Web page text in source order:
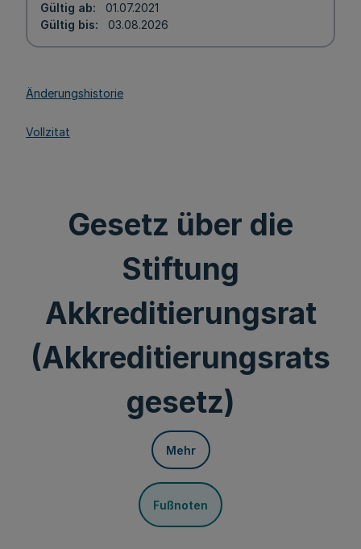
Gültig ab
01.07.2021
Gültig bis
03.08.2026
Änderungshistorie
Vollzitat
Gesetz über die
Stiftung
Akkreditierungsrat
(Akkreditierungsrats
gesetz)
Mehr
Fußnoten